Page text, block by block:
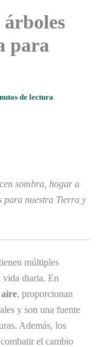
para
de lectura
sombra, hogar a
para nuestra Tierra y
múltiples
vida diaria. En
, proporcionan
y son una fuente
Además, los
el cambio